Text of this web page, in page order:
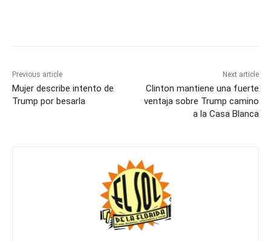
Previous article
Mujer describe intento de
Trump por besarla
Next article
Clinton mantiene una fuerte
ventaja sobre Trump camino
a la Casa Blanca